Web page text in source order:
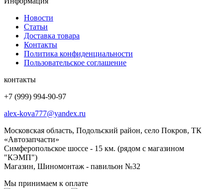
Новости
Статьи
Доставка товара
Контакты
Политика конфиденциальности
Пользовательское соглашение
контакты
+7 (999) 994-90-97
alex-kova777@yandex.ru
Московская область, Подольский район, село Покров, ТК
«Автозапчасти»
Симферопольское шоссе - 15 км. (рядом с магазином
"КЭМП")
Магазин, Шиномонтаж - павильон №32
Мы принимаем к оплате